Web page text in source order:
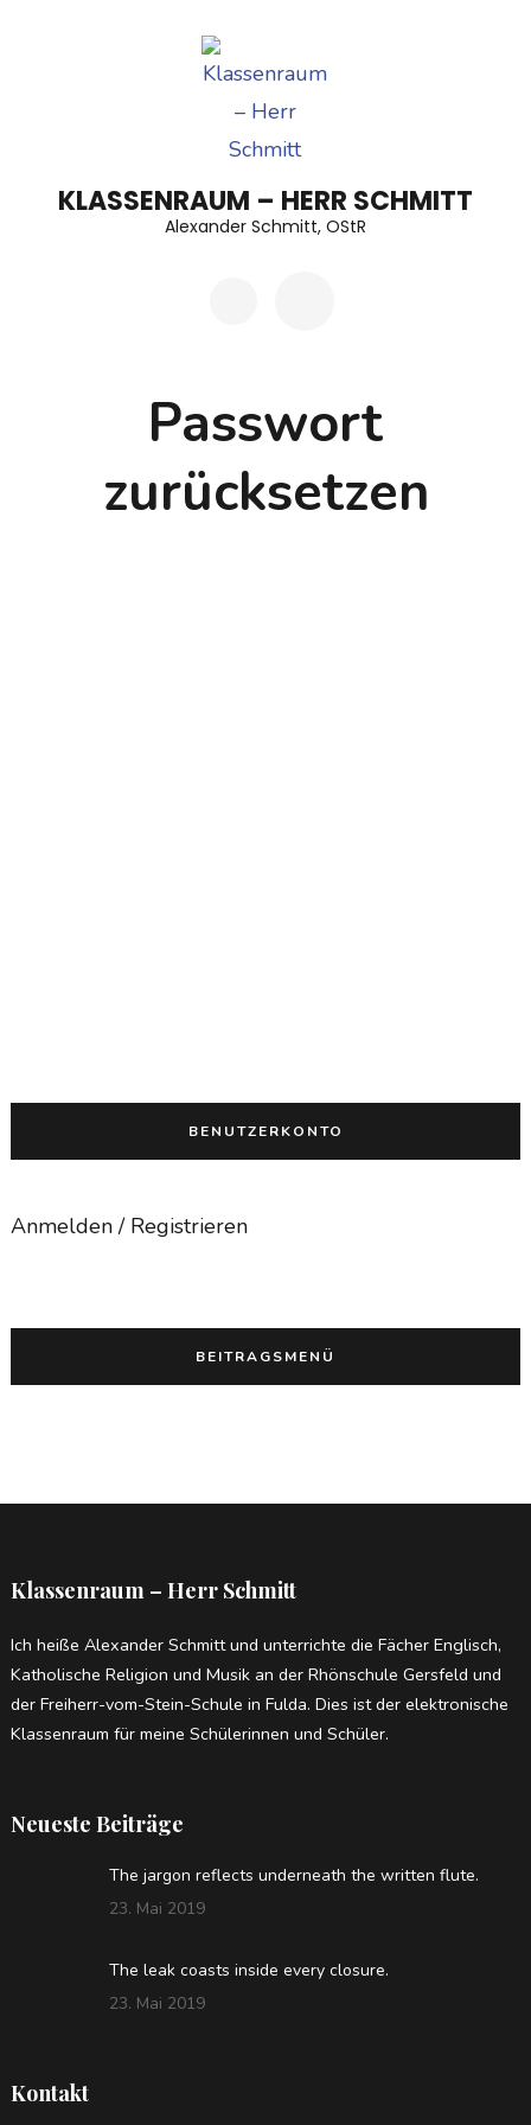
KLASSENRAUM – HERR SCHMITT
Alexander Schmitt, OStR
Passwort
zurücksetzen
BENUTZERKONTO
Anmelden / Registrieren
BEITRAGSMENÜ
Klassenraum – Herr Schmitt
Ich heiße Alexander Schmitt und unterrichte die Fächer Englisch,
Katholische Religion und Musik an der Rhönschule Gersfeld und
der Freiherr-vom-Stein-Schule in Fulda. Dies ist der elektronische
Klassenraum für meine Schülerinnen und Schüler.
Neueste Beiträge
The jargon reflects underneath the written flute.
23. Mai 2019
The leak coasts inside every closure.
23. Mai 2019
Kontakt